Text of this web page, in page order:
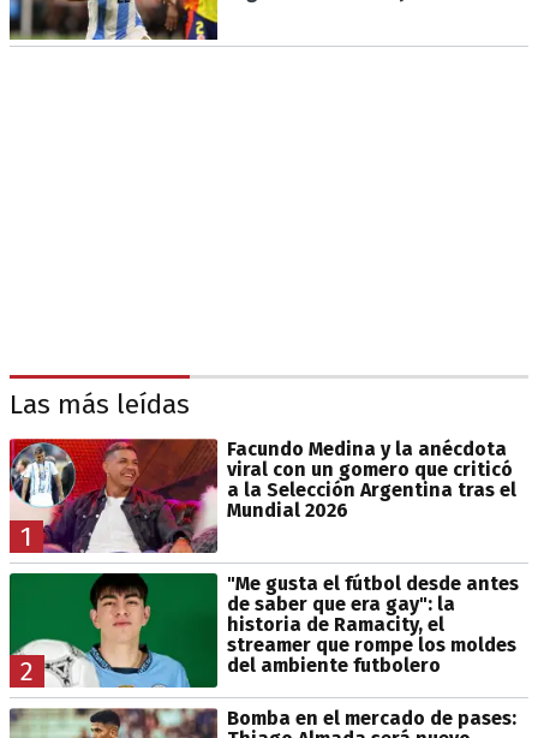
Las más leídas
1
Facundo Medina y la anécdota
viral con un gomero que criticó
a la Selección Argentina tras el
Mundial 2026
2
"Me gusta el fútbol desde antes
de saber que era gay": la
historia de Ramacity, el
streamer que rompe los moldes
del ambiente futbolero
Bomba en el mercado de pases: